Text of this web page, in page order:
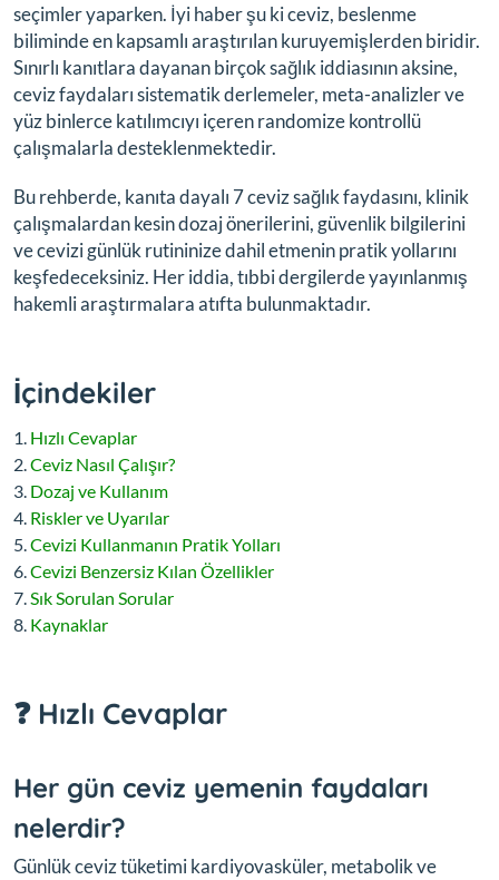
seçimler yaparken. İyi haber şu ki ceviz, beslenme
biliminde en kapsamlı araştırılan kuruyemişlerden biridir.
Sınırlı kanıtlara dayanan birçok sağlık iddiasının aksine,
ceviz faydaları sistematik derlemeler, meta-analizler ve
yüz binlerce katılımcıyı içeren randomize kontrollü
çalışmalarla desteklenmektedir.
Bu rehberde, kanıta dayalı 7 ceviz sağlık faydasını, klinik
çalışmalardan kesin dozaj önerilerini, güvenlik bilgilerini
ve cevizi günlük rutininize dahil etmenin pratik yollarını
keşfedeceksiniz. Her iddia, tıbbi dergilerde yayınlanmış
hakemli araştırmalara atıfta bulunmaktadır.
İçindekiler
Hızlı Cevaplar
Ceviz Nasıl Çalışır?
Dozaj ve Kullanım
Riskler ve Uyarılar
Cevizi Kullanmanın Pratik Yolları
Cevizi Benzersiz Kılan Özellikler
Sık Sorulan Sorular
Kaynaklar
❓ Hızlı Cevaplar
Her gün ceviz yemenin faydaları
nelerdir?
Günlük ceviz tüketimi kardiyovasküler, metabolik ve